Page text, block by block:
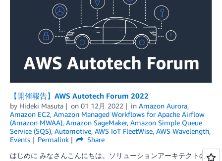
【開催報告】AWS Autotech Forum 2022
by Hideki Masuta on 01 12月 2022 in Amazon Aurora,
Amazon EC2, Amazon Managed Workflows for Apache Airflow
(Amazon MWAA), Amazon SageMaker, Amazon Simple Queue
Service (SQS), Automotive, AWS IoT FleetWise, AWS Wavelength,
Events
Permalink
Share
はじめに みなさんこんにちは。ソリューションアーキテクトの